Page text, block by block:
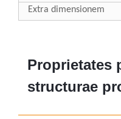
Extra dimensionem
Proprietates
structurae